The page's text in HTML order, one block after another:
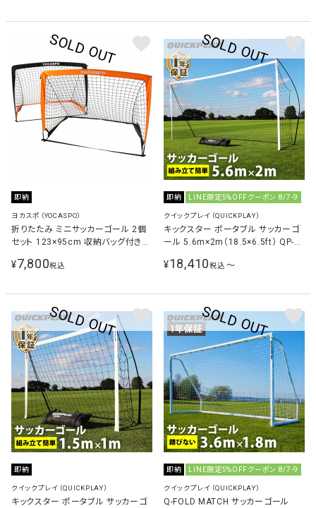
即納
ヨカスポ（YOCASPO）
折りたたみ ミニサッカーゴール 2個
セット 123×95cm 収納バッグ付き
¥7,800税込
即納 LINE限定5%OFFクーポン 8/7-9
クイックプレイ（QUICKPLAY）
キックスター ポータブル サッカーゴ
ール 5.6m×2m（18.5×6.5ft） QP-
¥18,410税込 〜
即納
クイックプレイ（QUICKPLAY）
キックスター ポータブル サッカーゴ
即納 LINE限定5%OFFクーポン 8/7-9
クイックプレイ（QUICKPLAY）
Q-FOLD MATCH サッカーゴール